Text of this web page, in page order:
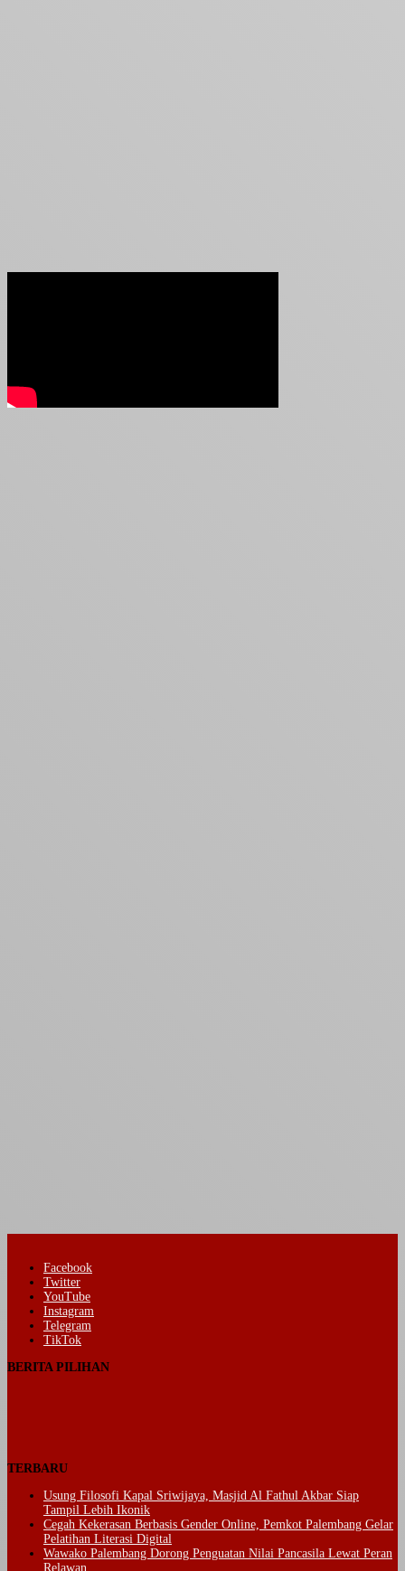
Facebook
Twitter
YouTube
Instagram
Telegram
TikTok
BERITA PILIHAN
TERBARU
Usung Filosofi Kapal Sriwijaya, Masjid Al Fathul Akbar Siap
Tampil Lebih Ikonik
Cegah Kekerasan Berbasis Gender Online, Pemkot Palembang Gelar
Pelatihan Literasi Digital
Wawako Palembang Dorong Penguatan Nilai Pancasila Lewat Peran
Relawan